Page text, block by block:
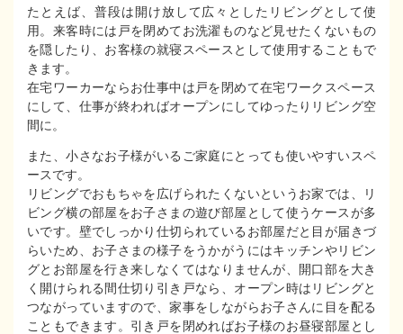
たとえば、普段は開け放して広々としたリビングとして使
用。来客時には戸を閉めてお洗濯ものなど見せたくないもの
を隠したり、お客様の就寝スペースとして使用することもで
きます。
在宅ワーカーならお仕事中は戸を閉めて在宅ワークスペース
にして、仕事が終わればオープンにしてゆったりリビング空
間に。
また、小さなお子様がいるご家庭にとっても使いやすいスペ
ースです。
リビングでおもちゃを広げられたくないというお家では、リ
ビング横の部屋をお子さまの遊び部屋として使うケースが多
いです。壁でしっかり仕切られているお部屋だと目が届きづ
らいため、お子さまの様子をうかがうにはキッチンやリビン
グとお部屋を行き来しなくてはなりませんが、開口部を大き
く開けられる間仕切り引き戸なら、オープン時はリビングと
つながっていますので、家事をしながらお子さんに目を配る
こともできます。引き戸を閉めればお子様のお昼寝部屋とし